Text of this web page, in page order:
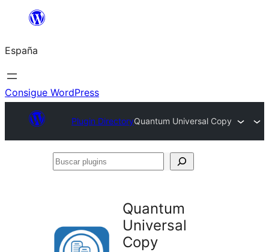
Saltar
contenido
España
Consigue WordPress
Plugin DirectoryQuantum Universal Copy
Buscar
Quantum
Universal
Copy